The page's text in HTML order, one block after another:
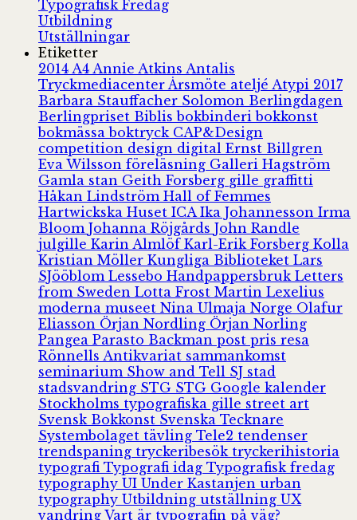
Typografisk Fredag
Utbildning
Utställningar
Etiketter
2014 A4 Annie Atkins Antalis
Tryckmediacenter Årsmöte ateljé Atypi 2017
Barbara Stauffacher Solomon Berlingdagen
Berlingpriset Biblisbokbinderibokkonst
bokmässaboktryck CAP&Design
competition design digital Ernst Billgren
Eva Wilsson föreläsning Galleri Hagström
Gamla stan Geith Forsberg gille graffitti
Håkan Lindström Hall of Femmes
Hartwickska Huset ICA Ika Johannesson Irma
Bloom Johanna Röjgårds John Randle
julgille Karin Almlöf Karl-Erik Forsberg Kolla
Kristian Möller Kungliga Biblioteket Lars
SJööblom Lessebo Handpappersbruk Letters
from Sweden Lotta Frost Martin Lexelius
moderna museet Nina Ulmaja Norge Olafur
Eliasson Örjan Nordling Örjan Norling
Pangea Parasto Backman post pris resa
Rönnells Antikvariat sammankomst
seminarium Show and Tell SJ stad
stadsvandring STG STG Google kalender
Stockholms typografiska gille street art
Svensk Bokkonst Svenska Tecknare
Systembolaget tävling Tele2 tendenser
trendspaning tryckeribesök tryckerihistoria
typografi Typografi idag Typografisk fredag
typography UI Under Kastanjen urban
typography Utbildning utställning UX
vandring Vart är typografin på väg?